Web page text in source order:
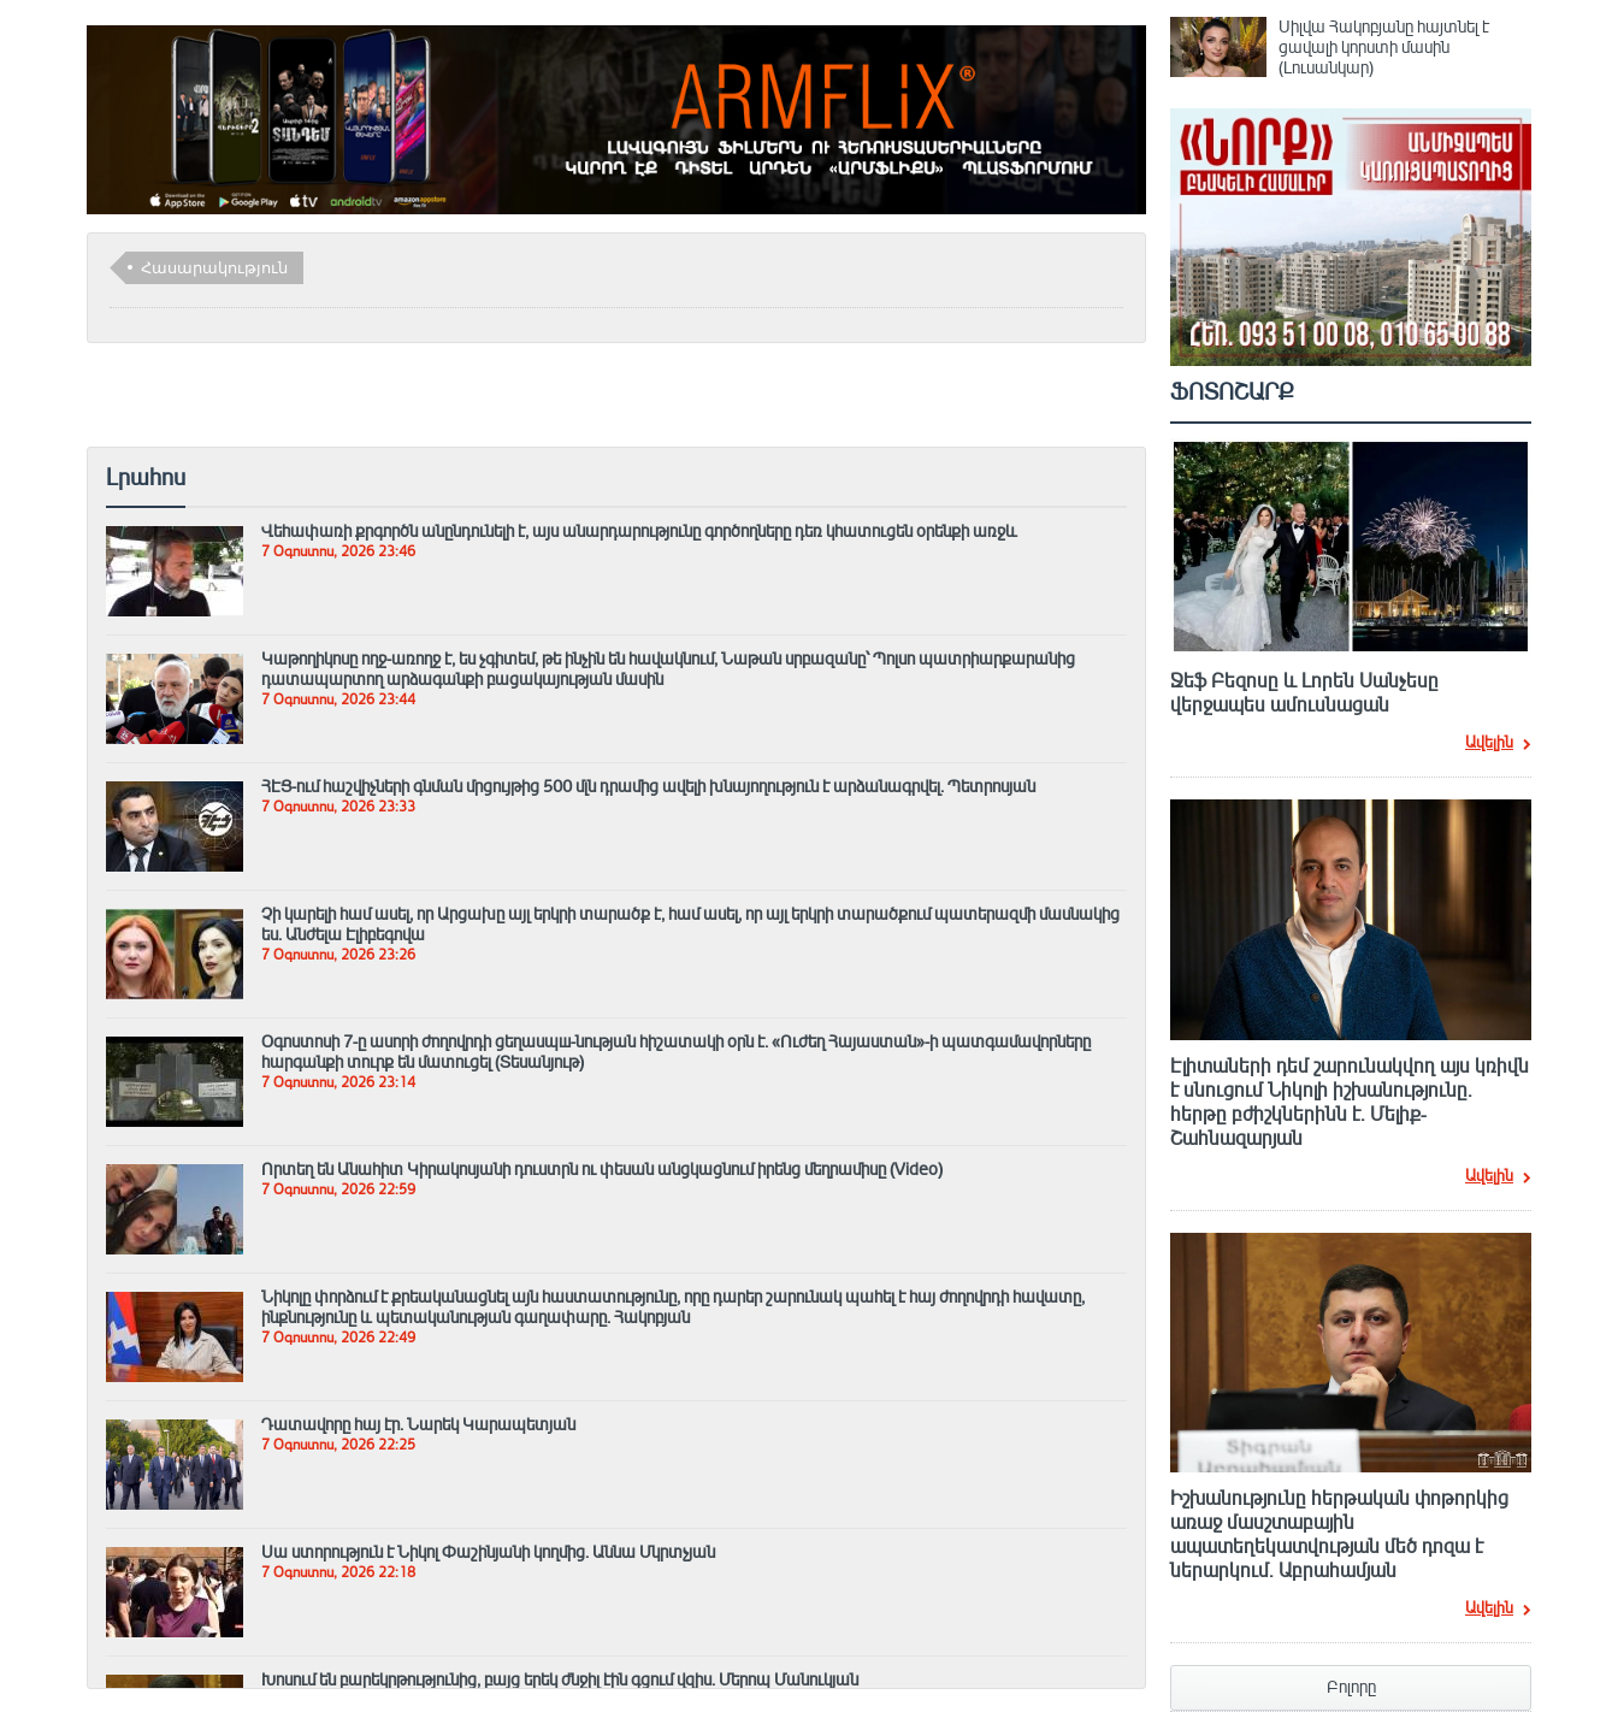
Հասարակություն
Լրահոս
Վեհափառի քրգործն անընդունելի է, այս անարդարությունը գործողները դեռ կհատուցեն օրենքի առջև
7 Օգոստոս, 2026 23:46
Կաթողիկոսը ողջ-առողջ է, ես չգիտեմ, թե ինչին են հավակնում, Նաթան սրբազանը՝ Պոլսո պատրիարքարանից
դատապարտող արձագանքի բացակայության մասին
7 Օգոստոս, 2026 23:44
ՀԷՑ-ում հաշվիչների գնման մրցույթից 500 մլն դրամից ավելի խնայողություն է արձանագրվել. Պետրոսյան
7 Օգոստոս, 2026 23:33
Չի կարելի համ ասել, որ Արցախը այլ երկրի տարածք է, համ ասել, որ այլ երկրի տարածքում պատերազմի մասնակից
ես. Անժելա Էլիբեգովա
7 Օգոստոս, 2026 23:26
Օգոստոսի 7-ը ասորի ժողովրդի ցեղասպш-նության հիշատակի օրն է․ «Ուժեղ Հայաստան»-ի պատգամավորները
հարգանքի տուրք են մատուցել (Տեսանյութ)
7 Օգոստոս, 2026 23:14
Որտեղ են Անահիտ Կիրակոսյանի դուստրն ու փեսան անցկացնում իրենց մեղրամիսը (Video)
7 Օգոստոս, 2026 22:59
Նիկոլը փորձում է քրեականացնել այն հաստատությունը, որը դարեր շարունակ պահել է հայ ժողովրդի հավատը,
ինքնությունը և պետականության գաղափարը. Հակոբյան
7 Օգոստոս, 2026 22:49
Դատավորը հայ էր․ Նարեկ Կարապետյան
7 Օգոստոս, 2026 22:25
Սա ստորություն է Նիկոլ Փաշինյանի կողմից․ Աննա Մկրտչյան
7 Օգոստոս, 2026 22:18
Խոսում են բարեկրթությունից, բայց երեկ ժնջիլ էին գցում վզիս. Մերոպ Մանուկյան
Սիլվա Հակոբյանը հայտնել է
ցավալի կորստի մասին
(Լուսանկար)
ՖՈՏՈՇԱՐՔ
Ջեֆ Բեզոսը և Լորեն Սանչեսը
վերջապես ամուսնացան
Ավելին
Էլիտաների դեմ շարունակվող այս կռիվն
է սնուցում Նիկոլի իշխանությունը.
հերթը բժիշկներինն է. Մելիք-
Շահնազարյան
Ավելին
Իշխանությունը հերթական փոթորկից
առաջ մասշտաբային
ապատեղեկատվության մեծ դnզա է
ներարկում․ Աբրահամյան
Ավելին
Բոլորը